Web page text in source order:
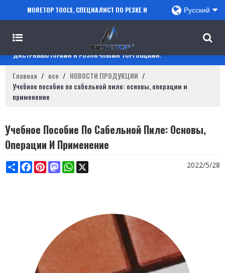
MORETOP TOOLS, СПЕЦИАЛИСТ ПО РЕЗКЕ И
СВЕРЛЕНИЮ, СОТРУДНИЧАЕТ С ПРОДАВЦАМИ
AMAZON, РЕГИОНАЛЬНЫМИ ОПТОВИКАМИ,
ДИСТРИБЬЮТОРАМИ И РОЗНИЧНЫМИ ТОРГОВЦАМИ.
Русский
Главная / все / НОВОСТИ ПРОДУКЦИИ /
Учебное пособие по сабельной пиле: основы, операции и
применение
Учебное Пособие По Сабельной Пиле: Основы,
Операции И Применение
ShareFacebook
PinterestMastodonWhatsApp 2022/5/28